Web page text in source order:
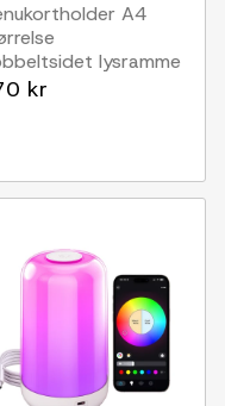
A4
lysramme
kr